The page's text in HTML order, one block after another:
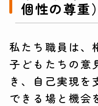
個性の尊重）
私たち職員は、
子どもたちの意
き、自己実現を
できる場と機会